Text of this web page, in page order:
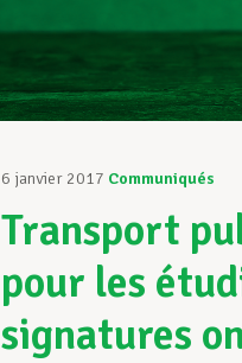
6 janvier 2017 Communiqués
Transport
pour les
signatures